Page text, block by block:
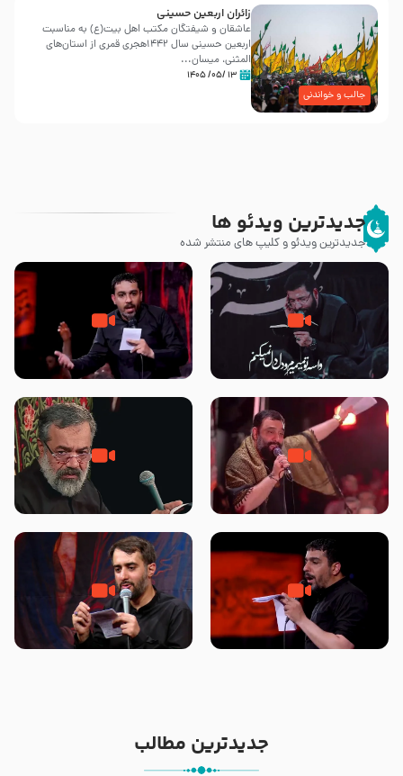
جالب و خواندنی
زائران اربعین حسینی
عاشقان و شیفتگان مکتب اهل بیت(ع) به مناسبت
اربعین حسینی سال ۱۴۴۲هجری قمری از استان‌های
المثنی، میسان...
۱۳ /۰۵/ ۱۴۰۵
جدیدترین ویدئو ها
جدیدترین ویدئو و کلیپ های منتشر شده
مصداق کربلا – حاج حسین سیب
سرخی
شور ، حسینا! به‌ حق زهرا «أُنْظُرْ
إِلَینا» – عزاداری شب هفتم ماه
جانا جانا ابی عبدالله – کربلایی جواد
مقدم – شب هشتم محرم 1448 –
مادر منم مثل تو خمیدم – حاج
محمود کریمی – شهادت حضرت
هیئت رایة العباس علیه السلام
تک ، عبّاس، صاحب دل‌هاست –
حاج حنیف طاهری – عزاداری شب
من غلام نوکراتم من عاشق کربلاتم
– شور زمینه – شب هفتم – محرم
جدیدترین مطالب